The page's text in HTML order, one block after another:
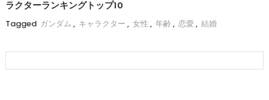
ラクターランキングトップ10
Tagged ガンダム , キャラクター , 女性 , 年齢 , 恋愛 , 結婚